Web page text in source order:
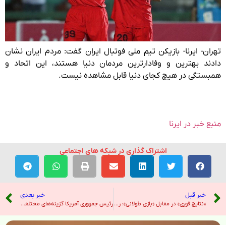
تهران- ایرنا- بازیکن تیم ملی فوتبال ایران گفت: مردم ایران نشان
دادند بهترین و وفادارترین مردمان دنیا هستند، این اتحاد و
همبستگی در هیچ کجای دنیا قابل مشاهده نیست.
منبع خبر در ایرنا
اشتراک گذاری در شبکه های اجتماعی
خبر قبل
«نتایج فوری» در مقابل «بازی طولانی»: رویارویی آمریکا و ایران – نیویورک تایمز
خبر بعدی
رئیس جمهوری آمریکا گزینه‌های مختلفی دارد که اگر توافق نشود واهمه‌ای برای استفاده از آن‌ها ندارد – صدای آمریکا